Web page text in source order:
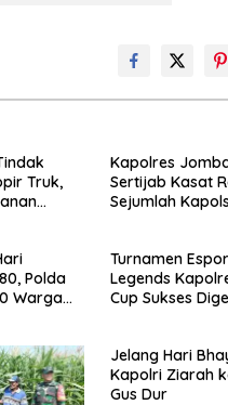
Truk,
Kapolres
Sertijab Kasat
Sejumlah
Polda
Warga
Turnamen
Legends
Cup Sukses
Jelang Hari
Kapolri Ziarah
Gus Dur